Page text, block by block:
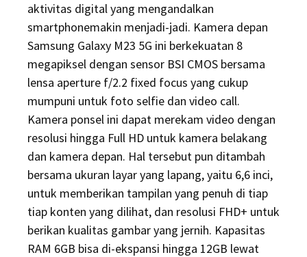
aktivitas digital yang mengandalkan
smartphonemakin menjadi-jadi. Kamera depan
Samsung Galaxy M23 5G ini berkekuatan 8
megapiksel dengan sensor BSI CMOS bersama
lensa aperture f/2.2 fixed focus yang cukup
mumpuni untuk foto selfie dan video call.
Kamera ponsel ini dapat merekam video dengan
resolusi hingga Full HD untuk kamera belakang
dan kamera depan. Hal tersebut pun ditambah
bersama ukuran layar yang lapang, yaitu 6,6 inci,
untuk memberikan tampilan yang penuh di tiap
tiap konten yang dilihat, dan resolusi FHD+ untuk
berikan kualitas gambar yang jernih. Kapasitas
RAM 6GB bisa di-ekspansi hingga 12GB lewat